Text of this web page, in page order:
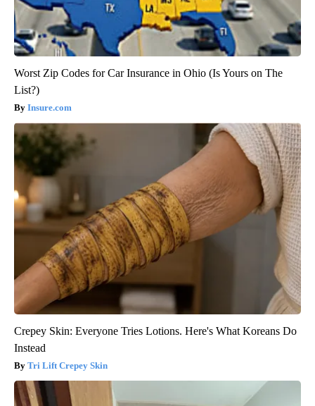
Worst Zip Codes for Car Insurance in Ohio (Is Yours on The
List?)
Insure.com
Crepey Skin: Everyone Tries Lotions. Here's What Koreans Do
Instead
Tri Lift Crepey Skin